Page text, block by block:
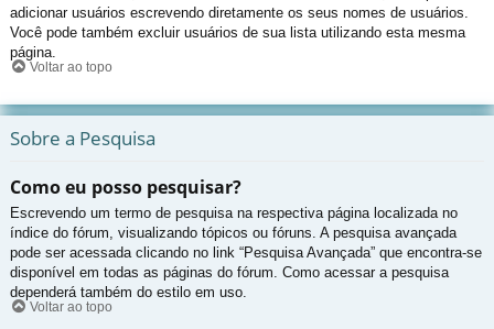
adicionar usuários escrevendo diretamente os seus nomes de usuários.
Você pode também excluir usuários de sua lista utilizando esta mesma
página.
Voltar ao topo
Sobre a Pesquisa
Como eu posso pesquisar?
Escrevendo um termo de pesquisa na respectiva página localizada no
índice do fórum, visualizando tópicos ou fóruns. A pesquisa avançada
pode ser acessada clicando no link “Pesquisa Avançada” que encontra-se
disponível em todas as páginas do fórum. Como acessar a pesquisa
dependerá também do estilo em uso.
Voltar ao topo